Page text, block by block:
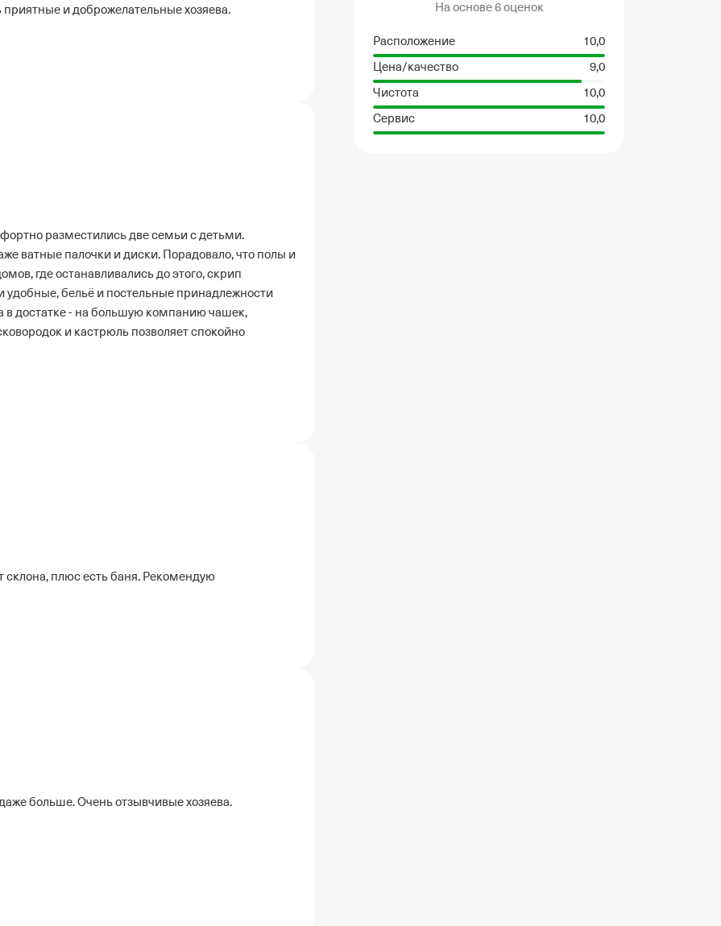
На основе6 оценок
Расположение
10,0
Цена/качество
9,0
Чистота
10,0
Сервис
10,0
и доброжелательные хозяева.
разместились две семьи с детьми.
ватные палочки и диски. Порадовало, что полы и
где останавливались до этого, скрип
удобные, бельё и постельные принадлежности
в достатке - на большую компанию чашек,
и кастрюль позволяет спокойно
склона, плюс есть баня. Рекомендую
больше. Очень отзывчивые хозяева.